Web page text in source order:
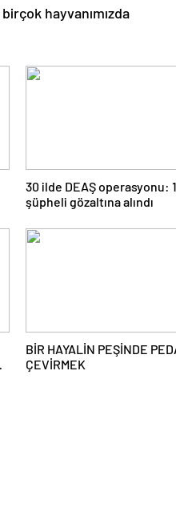
hayvanımızda
30 ilde DEAŞ operasyonu:
şüpheli gözaltına alındı
BİR HAYALİN PEŞİNDE
ÇEVİRMEK